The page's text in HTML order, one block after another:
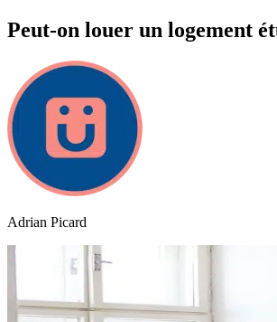
Peut-on louer un logement
Adrian Picard